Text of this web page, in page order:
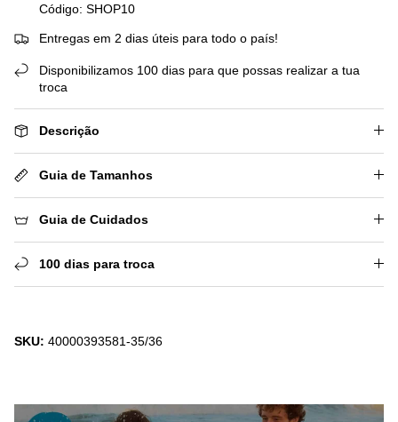
Código: SHOP10
Entregas em 2 dias úteis para todo o país!
Disponibilizamos 100 dias para que possas realizar a tua
troca
Descrição
Guia de Tamanhos
Guia de Cuidados
100 dias para troca
SKU: 40000393581-35/36